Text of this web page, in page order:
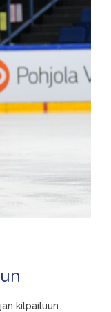
kilpailuun